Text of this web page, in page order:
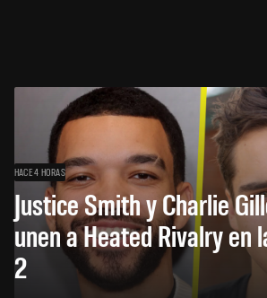
HACE 4 HORAS
Justice Smith y Charlie
unen a Heated Rivalry en
2